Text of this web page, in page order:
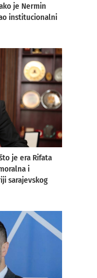
je Nermin
institucionalni
je era Rifata
i
sarajevskog